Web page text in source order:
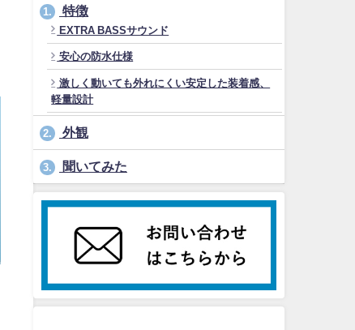
1. 特徴
EXTRA BASSサウンド
安心の防水仕様
激しく動いても外れにくい安定した装着感、
軽量設計
2. 外観
3. 聞いてみた